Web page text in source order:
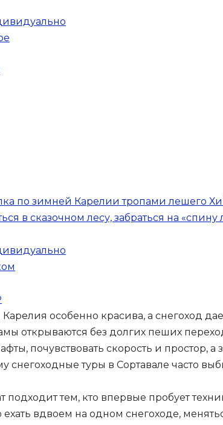
по зимней Карелии тропами лешего
в сказочном лесу, забраться на
особенно красива, а снегоход
открываются без долгих пеших
почувствовать скорость и простор, а
снегоходные туры в Сортавале часто
подходит тем, кто впервые пробует
вдвоем на одном снегоходе,